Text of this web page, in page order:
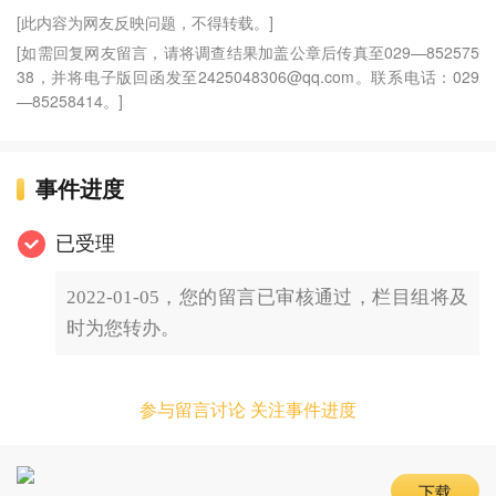
[此内容为网友反映问题，不得转载。]
[如需回复网友留言，请将调查结果加盖公章后传真至029—852575
38，并将电子版回函发至2425048306@qq.com。联系电话：029
—85258414。]
事件进度
已受理
2022-01-05，您的留言已审核通过，栏目组将及
时为您转办。
参与留言讨论 关注事件进度
下载